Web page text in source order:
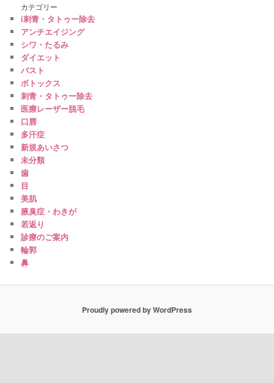
カテゴリー
i刺青・タトゥー除去
アンチエイジング
シワ・たるみ
ダイエット
バスト
ボトックス
刺青・タトゥー除去
医療レーザー脱毛
口唇
多汗症
新規あいさつ
未分類
歯
目
美肌
腋臭症・わきが
若返り
診療のご案内
輪郭
鼻
Proudly powered by WordPress